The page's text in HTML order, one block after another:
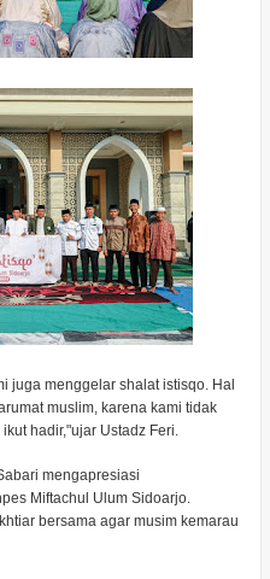
juga menggelar shalat istisqo. Hal
muslim, karena kami tidak
hadir,"ujar Ustadz Feri.
mengapresiasi
Miftachul Ulum Sidoarjo.
bersama agar musim kemarau